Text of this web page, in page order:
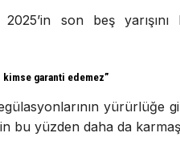
2025’in son beş
garanti edemez”
yürürlüğe
bu yüzden daha da